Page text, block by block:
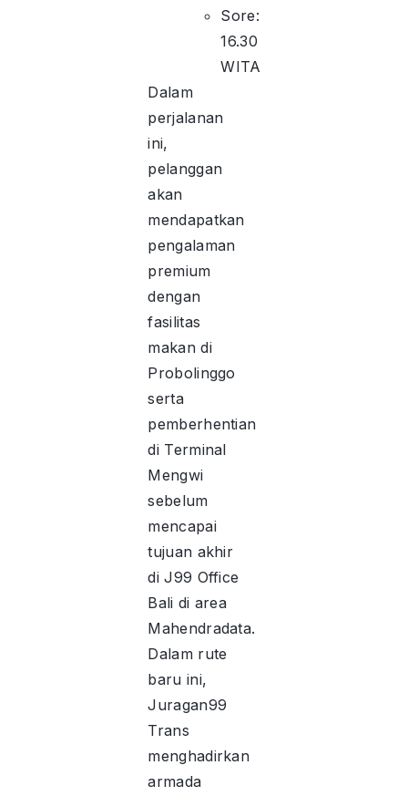
Sore:
16.30
WITA
Dalam
perjalanan
ini,
pelanggan
akan
mendapatkan
pengalaman
premium
dengan
fasilitas
makan di
Probolinggo
serta
pemberhentian
di Terminal
Mengwi
sebelum
mencapai
tujuan akhir
di J99 Office
Bali di area
Mahendradata.
Dalam rute
baru ini,
Juragan99
Trans
menghadirkan
armada